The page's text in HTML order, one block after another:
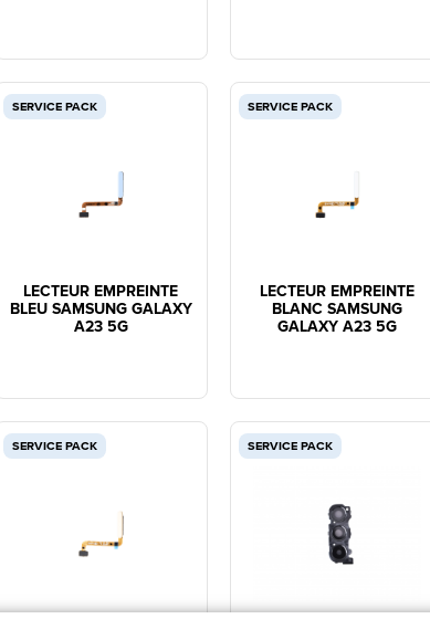
SERVICE PACK
LECTEUR EMPREINTE
BLEU SAMSUNG GALAXY
A23 5G
SERVICE PACK
LECTEUR EMPREINTE
BLANC SAMSUNG
GALAXY A23 5G
SERVICE PACK SERVICE PACK